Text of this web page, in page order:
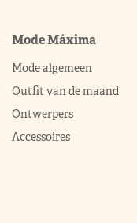
Mode Máxima
Mode algemeen
Outfit van de maand
Ontwerpers
Accessoires